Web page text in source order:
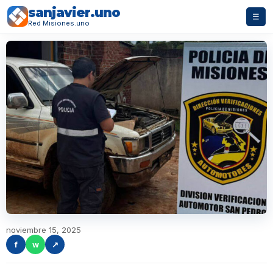
sanjavier.uno
Red Misiones.uno
☰
noviembre 15, 2025
f
w ↗